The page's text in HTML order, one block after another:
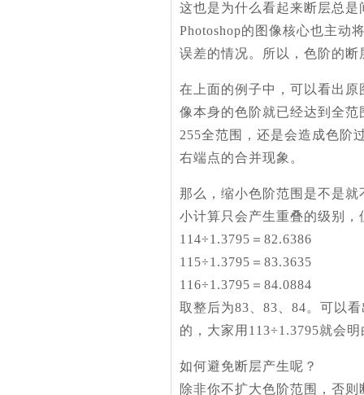
这也是为什么看起来断层总
Photoshop的图像核心也主动
误差的情况。所以，色阶的
在上面的例子中，可以看出
像本身的色阶就已经达到全
255全范围，还是会造成色阶
右端点的合并现象。
那么，缩小色阶范围是不是
小计算只会产生重叠的级别
114÷1.3795＝82.6386
115÷1.3795＝83.3635
116÷1.3795＝84.0884
取整后为83、83、84。可以
的，大家用113÷1.3795就会明
如何避免断层产生呢？
除非你不扩大色阶范围，否